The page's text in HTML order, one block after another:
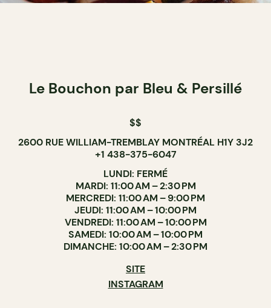
Le Bouchon par Bleu & Persillé
$$
2600 RUE WILLIAM-TREMBLAY MONTRÉAL H1Y 3J2
+1 438-375-6047
LUNDI: FERMÉ
MARDI: 11:00 AM – 2:30 PM
MERCREDI: 11:00 AM – 9:00 PM
JEUDI: 11:00 AM – 10:00 PM
VENDREDI: 11:00 AM – 10:00 PM
SAMEDI: 10:00 AM – 10:00 PM
DIMANCHE: 10:00 AM – 2:30 PM
SITE
INSTAGRAM